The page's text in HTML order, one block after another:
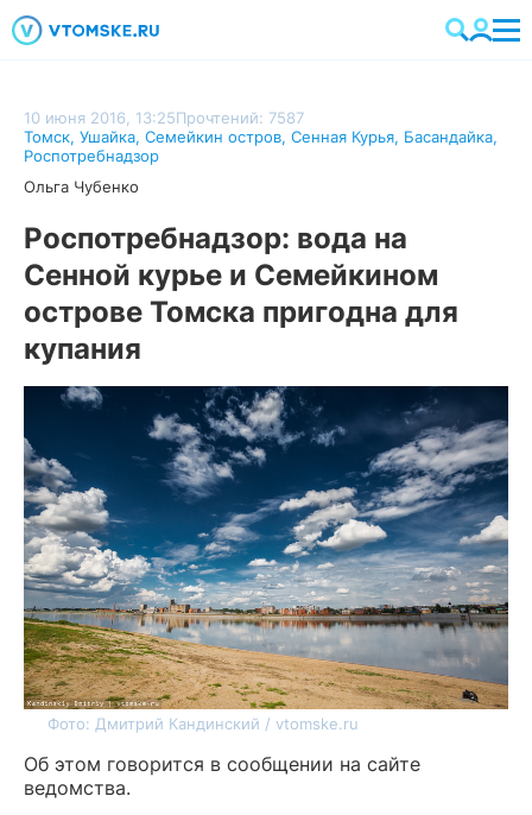
10 июня 2016, 13:25Прочтений: 7587
Томск, Ушайка, Семейкин остров, Сенная Курья, Басандайка,
Роспотребнадзор
Ольга Чубенко
Роспотребнадзор: вода на
Сенной курье и Семейкином
острове Томска пригодна для
купания
Фото: Дмитрий Кандинский / vtomske.ru
Об этом говорится в сообщении на сайте
ведомства.